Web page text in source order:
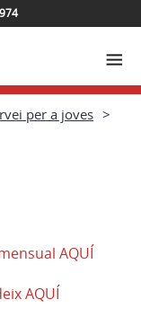
per a joves
AQUÍ
AQUÍ